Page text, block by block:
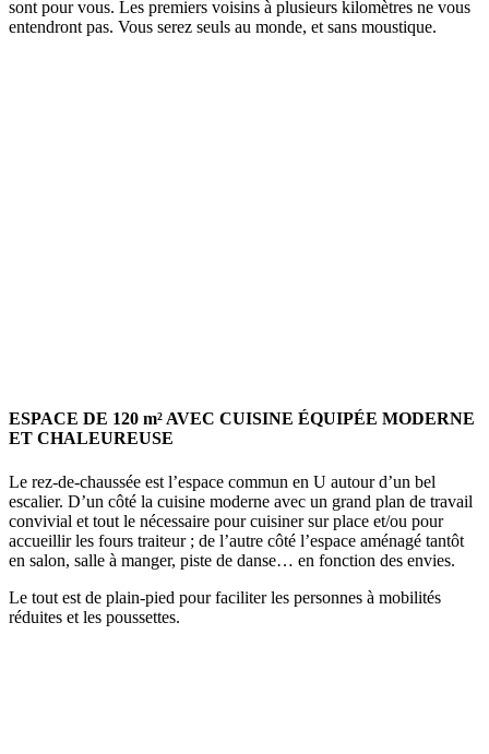
sont pour vous. Les premiers voisins à plusieurs kilomètres ne vous
entendront pas. Vous serez seuls au monde, et sans moustique.
ESPACE DE 120 m² AVEC CUISINE ÉQUIPÉE MODERNE
ET CHALEUREUSE
Le rez-de-chaussée est l’espace commun en U autour d’un bel
escalier. D’un côté la cuisine moderne avec un grand plan de travail
convivial et tout le nécessaire pour cuisiner sur place et/ou pour
accueillir les fours traiteur ; de l’autre côté l’espace aménagé tantôt
en salon, salle à manger, piste de danse… en fonction des envies.
Le tout est de plain-pied pour faciliter les personnes à mobilités
réduites et les poussettes.